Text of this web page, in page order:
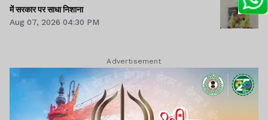
में सरकार पर साधा निशाना
Aug 07, 2026 04:30 PM
Advertisement